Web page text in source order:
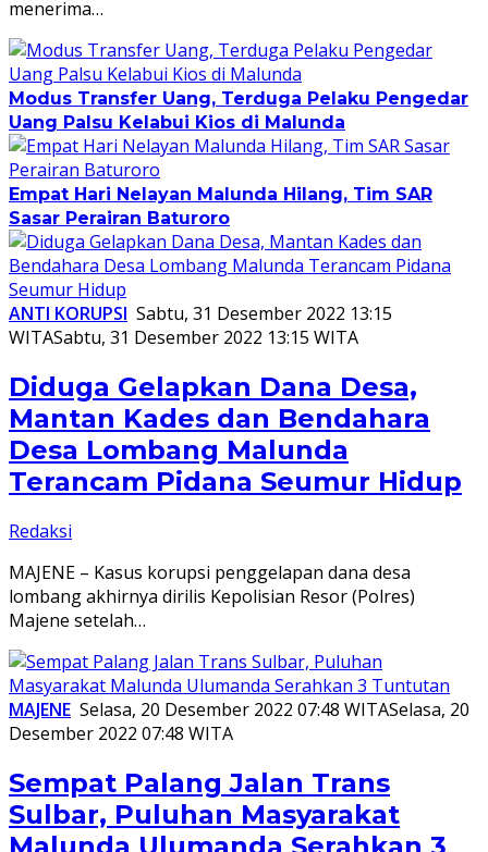
menerima…
Modus Transfer Uang, Terduga Pelaku Pengedar
Uang Palsu Kelabui Kios di Malunda
Empat Hari Nelayan Malunda Hilang, Tim SAR
Sasar Perairan Baturoro
ANTI KORUPSI Sabtu, 31 Desember 2022 13:15
WITASabtu, 31 Desember 2022 13:15 WITA
Diduga Gelapkan Dana Desa,
Mantan Kades dan Bendahara
Desa Lombang Malunda
Terancam Pidana Seumur Hidup
Redaksi
MAJENE – Kasus korupsi penggelapan dana desa
lombang akhirnya dirilis Kepolisian Resor (Polres)
Majene setelah…
MAJENE Selasa, 20 Desember 2022 07:48 WITASelasa, 20
Desember 2022 07:48 WITA
Sempat Palang Jalan Trans
Sulbar, Puluhan Masyarakat